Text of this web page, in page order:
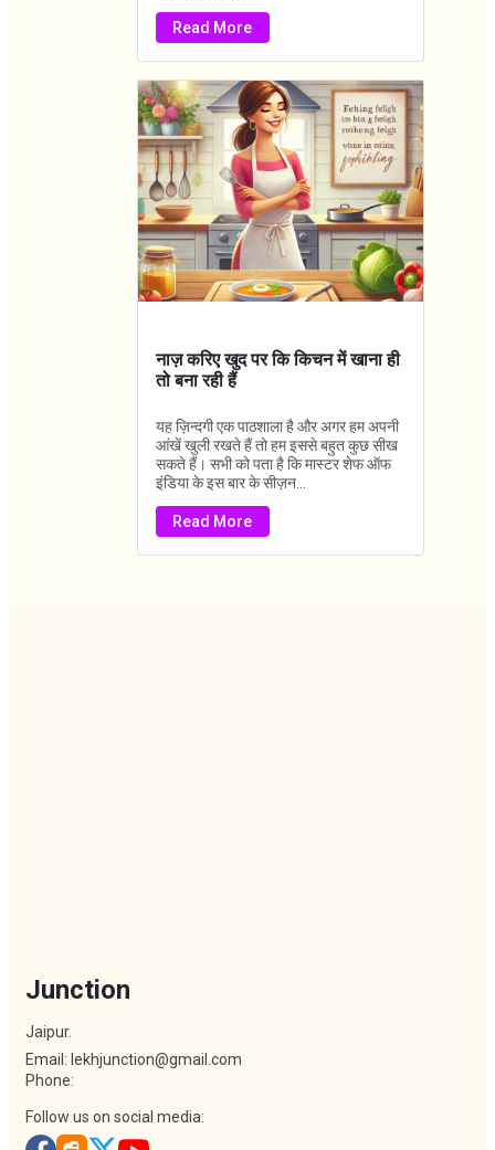
Read More
नाज़ करिए खुद पर कि किचन में खाना ही
तो बना रही हैं
यह ज़िन्दगी एक पाठशाला है और अगर हम अपनी
आंखें खुली रखते हैं तो हम इससे बहुत कुछ सीख
सकते हैं। सभी को पता है कि मास्टर शेफ ऑफ
इंडिया के इस बार के सीज़न...
Read More
Junction
Jaipur.
Email: lekhjunction@gmail.com
Phone:
Follow us on social media: